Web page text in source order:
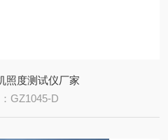
照度测试仪厂家
GZ1045-D